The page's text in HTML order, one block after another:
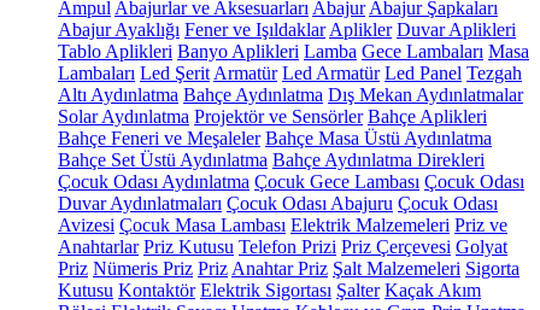
Ampul Abajurlar ve Aksesuarları Abajur Abajur Şapkaları
Abajur Ayaklığı Fener ve Işıldaklar Aplikler Duvar Aplikleri
Tablo Aplikleri Banyo Aplikleri Lamba Gece Lambaları Masa
Lambaları Led Şerit Armatür Led Armatür Led Panel Tezgah
Altı Aydınlatma Bahçe Aydınlatma Dış Mekan Aydınlatmalar
Solar Aydınlatma Projektör ve Sensörler Bahçe Aplikleri
Bahçe Feneri ve Meşaleler Bahçe Masa Üstü Aydınlatma
Bahçe Set Üstü Aydınlatma Bahçe Aydınlatma Direkleri
Çocuk Odası Aydınlatma Çocuk Gece Lambası Çocuk Odası
Duvar Aydınlatmaları Çocuk Odası Abajuru Çocuk Odası
Avizesi Çocuk Masa Lambası Elektrik Malzemeleri Priz ve
Anahtarlar Priz Kutusu Telefon Prizi Priz Çerçevesi Golyat
Priz Nümeris Priz Priz Anahtar Priz Şalt Malzemeleri Sigorta
Kutusu Kontaktör Elektrik Sigortası Şalter Kaçak Akım